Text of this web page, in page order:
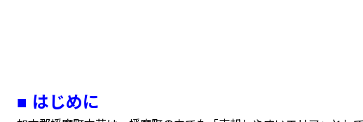
■ はじめに